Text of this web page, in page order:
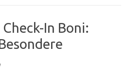
In Boni: